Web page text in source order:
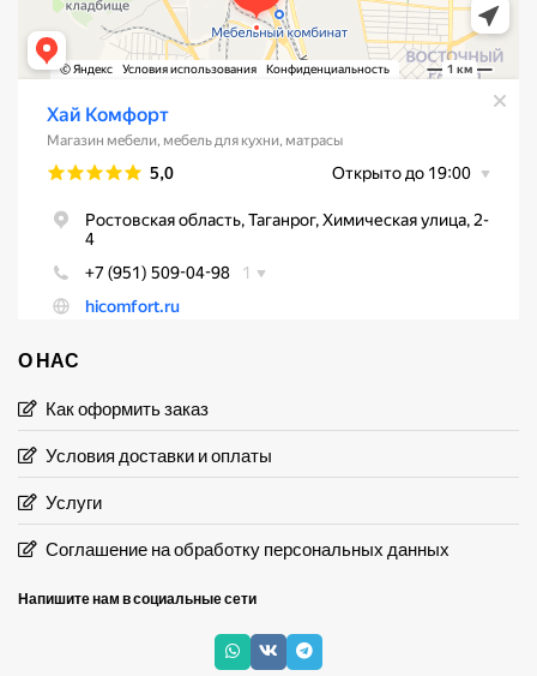
О НАС
Как оформить заказ
Условия доставки и оплаты
Услуги
Соглашение на обработку персональных данных
Напишите нам в социальные сети